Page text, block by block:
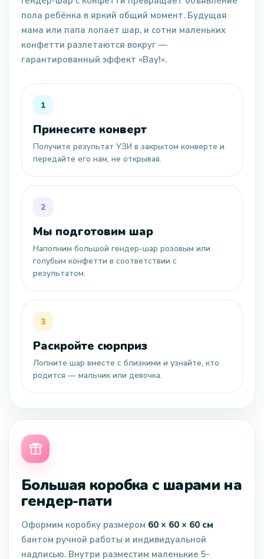
пола ребёнка в яркий общий момент. Будущая
мама или папа лопает шар, и сотни маленьких
конфетти разлетаются вокруг —
гарантированный эффект «Вау!».
Принесите конверт
Получите результат УЗИ в закрытом конверте и
передайте его нам, не открывая.
Мы подготовим шар
Наполним большой гендер-шар розовым или
голубым конфетти в соответствии с
результатом.
Раскройте сюрприз
Лопните шар вместе с близкими и узнайте, кто
родится — мальчик или девочка.
Большая коробка с шарами на
гендер-пати
Оформим коробку размером 60 × 60 × 60 см
бантом ручной работы и индивидуальной
надписью. Внутри разместим маленькие 5-